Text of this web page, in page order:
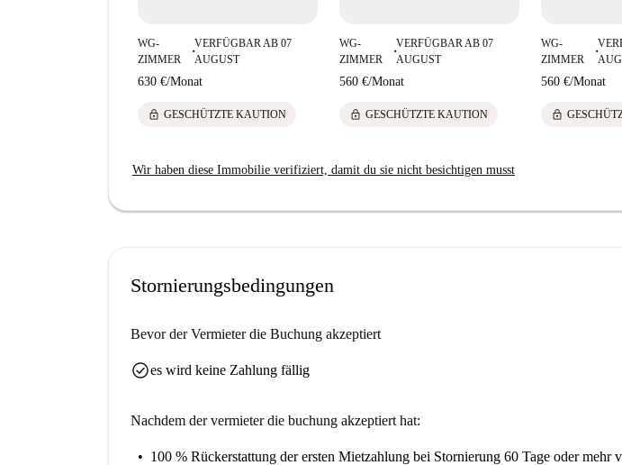
WG-
ZIMMER
■
VERFÜGBAR AB 07
AUGUST
630 €/Monat
lock GESCHÜTZTE KAUTION
WG-
ZIMMER
■
VERFÜGBAR AB 07
AUGUST
560 €/Monat
lock GESCHÜTZTE KAUTION
WG-
ZIMMER
■
560 €/Monat
lock
Wir haben diese Immobilie verifiziert, damit du sie nicht besichtigen musst
Stornierungsbedingungen
Bevor der Vermieter die Buchung akzeptiert
check_circlees wird keine Zahlung fällig
Nachdem der vermieter die buchung akzeptiert hat:
100 % Rückerstattung der ersten Mietzahlung bei Stornierung 60 Tage oder mehr